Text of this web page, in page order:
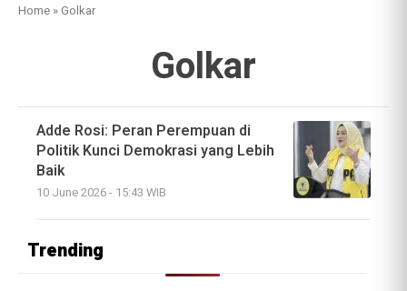
Home »Golkar
Golkar
Adde Rosi: Peran Perempuan di
Politik Kunci Demokrasi yang Lebih
Baik
10 June 2026 - 15:43 WIB
Trending